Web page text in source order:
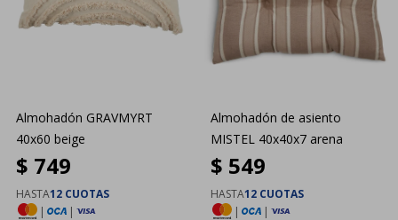
Almohadón GRAVMYRT
40x60 beige
$ 749
HASTA12 CUOTAS
|
|
Almohadón de asiento
MISTEL 40x40x7 arena
$ 549
HASTA12 CUOTAS
|
|